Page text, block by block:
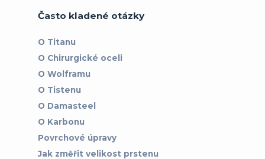
Často kladené otázky
O Titanu
O Chirurgické oceli
O Wolframu
O Tistenu
O Damasteel
O Karbonu
Povrchové úpravy
Jak změřit velikost prstenu